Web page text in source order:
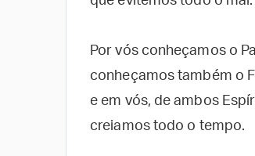
Por vós conheçamos o
conheçamos também o
e em vós, de ambos
creiamos todo o tempo.